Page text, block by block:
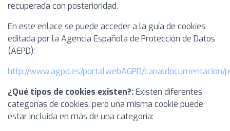
recuperada con posterioridad.
En este enlace se puede acceder a la guía de cookies
editada por la Agencia Española de Protección de Datos
(AEPD):
http://www.agpd.es/portalwebAGPD/canaldocumentacion/
¿Qué tipos de cookies existen?:Existen diferentes
categorías de cookies, pero una misma cookie puede
estar incluida en más de una categoría: